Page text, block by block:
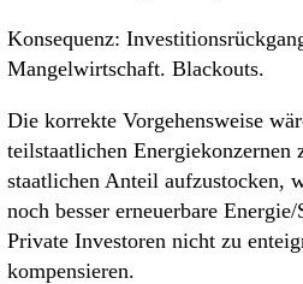
Konsequenz:
Mangelwirtschaft. Blackouts.
Die korrekte Vorgehensweise
teilstaatlichen Energiekonzernen
staatlichen Anteil aufzustocken,
noch besser erneuerbare
Private Investoren nicht zu
kompensieren.